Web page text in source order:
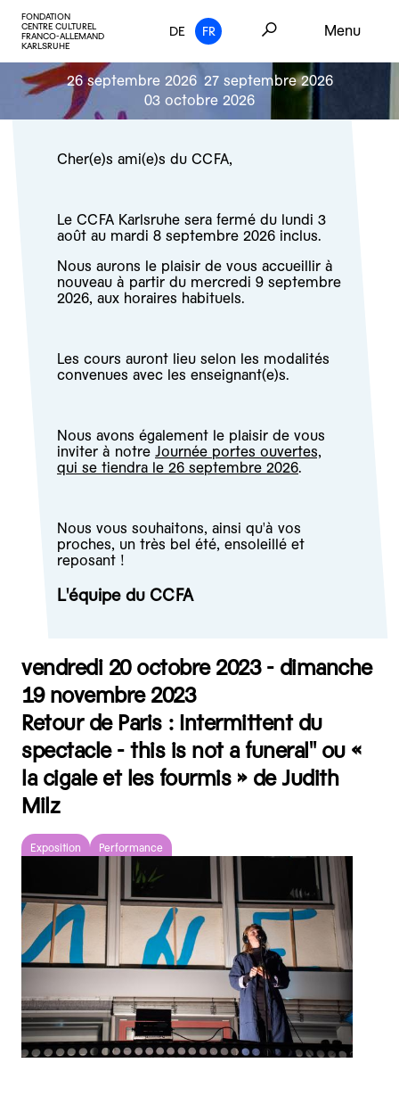
FONDATION
CENTRE CULTUREL
FRANCO-ALLEMAND
KARLSRUHE
DE FR Menu
26 septembre 2026 27 septembre 2026
03 octobre 2026
Cher(e)s ami(e)s du CCFA,
Le CCFA Karlsruhe sera fermé du lundi 3
août au mardi 8 septembre 2026 inclus.
Nous aurons le plaisir de vous accueillir à
nouveau à partir du mercredi 9 septembre
2026, aux horaires habituels.
Les cours auront lieu selon les modalités
convenues avec les enseignant(e)s.
Nous avons également le plaisir de vous
inviter à notre Journée portes ouvertes,
qui se tiendra le 26 septembre 2026.
Nous vous souhaitons, ainsi qu'à vos
proches, un très bel été, ensoleillé et
reposant !
L'équipe du CCFA
vendredi 20 octobre 2023 - dimanche
19 novembre 2023
Retour de Paris : Intermittent du
spectacle - this is not a funeral" ou «
la cigale et les fourmis » de Judith
Milz
Exposition Performance